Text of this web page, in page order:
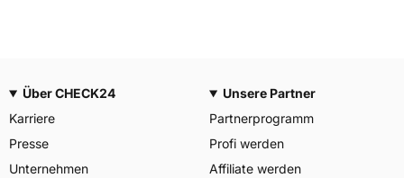
Über CHECK24
Karriere
Presse
Unternehmen
Unsere Partner
Partnerprogramm
Profi werden
Affiliate werden